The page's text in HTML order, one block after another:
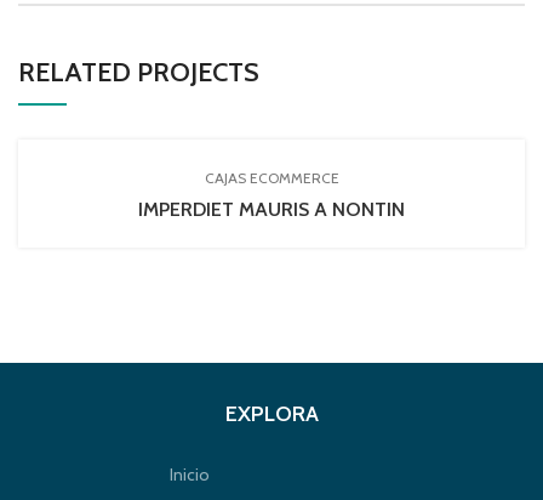
RELATED PROJECTS
CAJAS ECOMMERCE
IMPERDIET MAURIS A NONTIN
EXPLORA
Inicio